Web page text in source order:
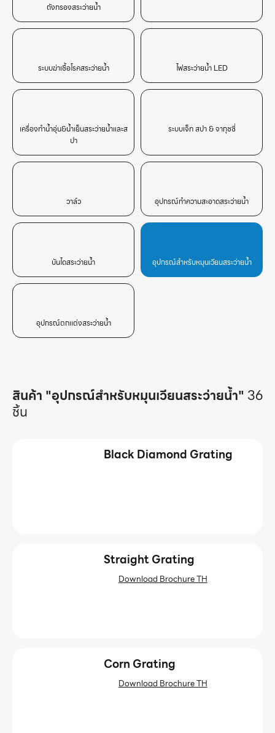
ถังกรองสระว่ายน้ำ
ระบบฆ่าเชื้อโรคสระว่ายน้ำ ไฟสระว่ายน้ำ LED
เครื่องทำน้ำอุ่น&น้ำเย็นสระว่ายน้ำและส
ปา
ระบบเจ็ท สปา & จากุซซี่
วาล์ว อุปกรณ์ทำความสะอาดสระว่ายน้ำ
บันไดสระว่ายน้ำ อุปกรณ์สำหรับหมุนเวียนสระว่ายน้ำ
อุปกรณ์ตกเเต่งสระว่ายน้ำ
สินค้า "อุปกรณ์สำหรับหมุนเวียนสระว่ายน้ำ" 36
ชิ้น
Black Diamond Grating
Straight Grating
Download Brochure TH
Corn Grating
Download Brochure TH